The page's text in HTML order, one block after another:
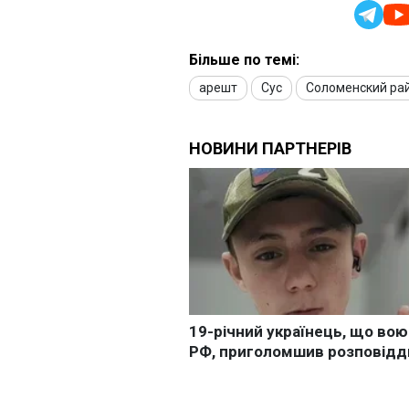
Більше по темі:
арешт Сус Соломенский